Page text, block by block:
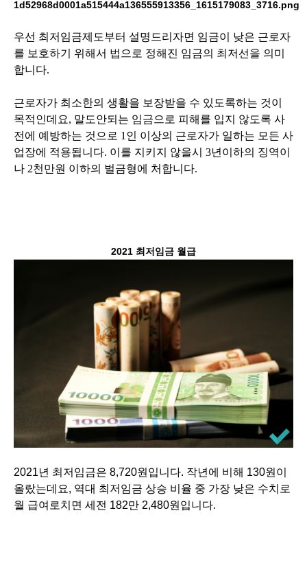
우선 최저임금제도부터 설명드리자면 임금이 낮은 근로자
를 보호하기 위해서 법으로 정해진 임금의 최저선을 의미
합니다.
근로자가 최소한의 생활을 보장받을 수 있도록하는 것이
목적인데요, 말도안되는 임금으로 피해를 입지 않도록 사
전에 예방하는 것으로 1인 이상의 근로자가 일하는 모든 사
업장에 적용됩니다. 이를 지키지 않을시 3년이하의 징역이
나 2천만원 이하의 벌금형에 처합니다.
2021 최저임금 월급
2021년 최저임금은 8,720원입니다. 작년에 비해 130원이
올랐는데요, 역대 최저임금 상승 비율 중 가장 낮은 수치로
월 급여로치면 세전 182만 2,480원입니다.